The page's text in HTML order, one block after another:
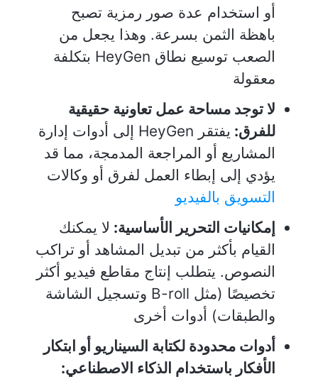
أو استخدام عدة صور رمزية تصبح
باهظة الثمن بسرعة. وهذا يجعل من
الصعب توسيع نطاق HeyGen بتكلفة
معقولة
لا توجد مساحة عمل تعاونية حقيقية
للفرق:
يفتقر HeyGen إلى أدوات إدارة
المشاريع أو المراجعة المدمجة، مما قد
يؤدي إلى إبطاء العمل لفرق أو وكالات
التسويق بالفيديو
إمكانيات التحرير الأساسية: لا يمكنك
القيام بأكثر من تبديل المشاهد أو تراكب
النصوص. يتطلب إنتاج مقاطع فيديو أكثر
تخصيصًا (مثل B-roll وتسجيل الشاشة
والطبقات) أدوات أخرى
أدوات محدودة لكتابة السيناريو أو ابتكار
الأفكار باستخدام الذكاء الاصطناعي: